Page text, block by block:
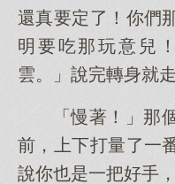
還真要定了！你們
明要吃那玩意兒
雲。」說完轉身就走
「慢著！」那
前，上下打量了一
說你也是一把好手